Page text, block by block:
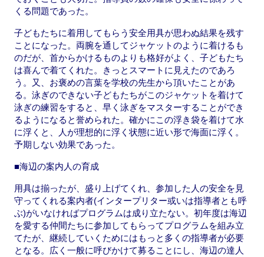
くる問題であった。
子どもたちに着用してもらう安全用具が思わぬ結果を残す
ことになった。両腕を通してジャケットのように着けるも
のだが、首からかけるものよりも格好がよく、子どもたち
は喜んで着てくれた。きっとスマートに見えたのであろ
う。又、お褒めの言葉を学校の先生から頂いたことがあ
る。泳ぎのできない子どもたちがこのジャケットを着けて
泳ぎの練習をすると、早く泳ぎをマスターすることができ
るようになると誉められた。確かにこの浮き袋を着けて水
に浮くと、人が理想的に浮く状態に近い形で海面に浮く。
予期しない効果であった。
■海辺の案内人の育成
用具は揃ったが、盛り上げてくれ、参加した人の安全を見
守ってくれる案内者(インタープリター或いは指導者とも呼
ぶ)がいなければプログラムは成り立たない。初年度は海辺
を愛する仲間たちに参加してもらってプログラムを組み立
てたが、継続していくためにはもっと多くの指導者が必要
となる。広く一般に呼びかけて募ることにし、海辺の達人